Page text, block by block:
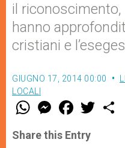
il
hanno
cristiani e
GIUGNO 17, 2014 00:00
LOCALI
W
t
s
M
e
s
e
F
a
e
b
w
Share this Entry